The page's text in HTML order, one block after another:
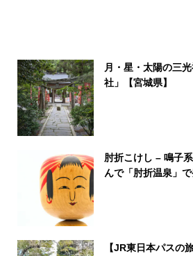
月・星・太陽の三
社」【宮城県】
肘折こけし – 鳴子
んで「肘折温泉」
【JR東日本パスの